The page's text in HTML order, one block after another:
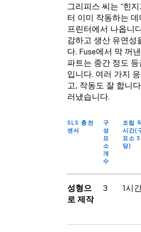
그리피스 씨는 “힌
터 이미 작동하는
프린터에서 나옵니
감하고 생산 유연성
다. Fuse에서 막 꺼
파트는 중간 정도
입니다. 여러 가지
고, 작동도 잘 합니
러냈습니다.
SLS 충전
센서
구
성
요
소
개
수
조립
시간(
요소
당)
성형으
로 제작
3 1시